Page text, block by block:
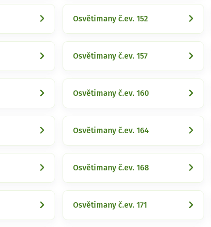
Osvětimany č.ev. 152
Osvětimany č.ev. 157
Osvětimany č.ev. 160
Osvětimany č.ev. 164
Osvětimany č.ev. 168
Osvětimany č.ev. 171